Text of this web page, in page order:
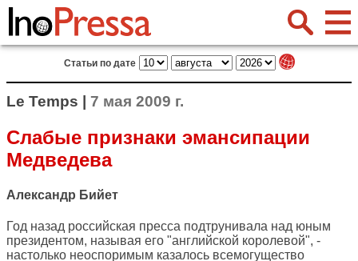
Статьи по дате
Le Temps | 7 мая 2009 г.
Слабые признаки эмансипации
Медведева
Александр Бийет
Год назад российская пресса подтрунивала над юным
президентом, называя его "английской королевой", -
настолько неоспоримым казалось всемогущество